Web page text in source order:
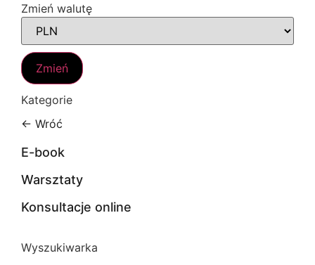
Zmień walutę
Zmień
Kategorie
← Wróć
E-book
Warsztaty
Konsultacje online
Wyszukiwarka